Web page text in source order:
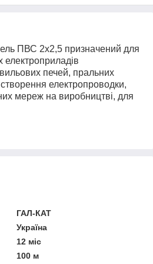
ПВС 2х2,5 призначений для
електроприладів
печей, пральних
електропроводки,
мереж на виробництві, для
ГАЛ-КАТ
Україна
12 міс
100 м